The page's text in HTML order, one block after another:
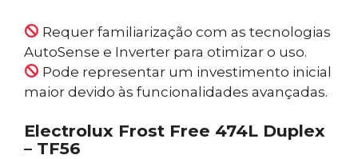
Requer familiarização com as tecnologias
AutoSense e Inverter para otimizar o uso.
Pode representar um investimento inicial
maior devido às funcionalidades avançadas.
Electrolux Frost Free 474L Duplex
– TF56